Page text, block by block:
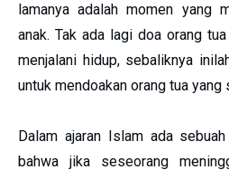
lamanya adalah momen yang
anak. Tak ada lagi doa orang
menjalani hidup, sebaliknya
untuk mendoakan orang tua yang
Dalam ajaran Islam ada
bahwa jika seseorang